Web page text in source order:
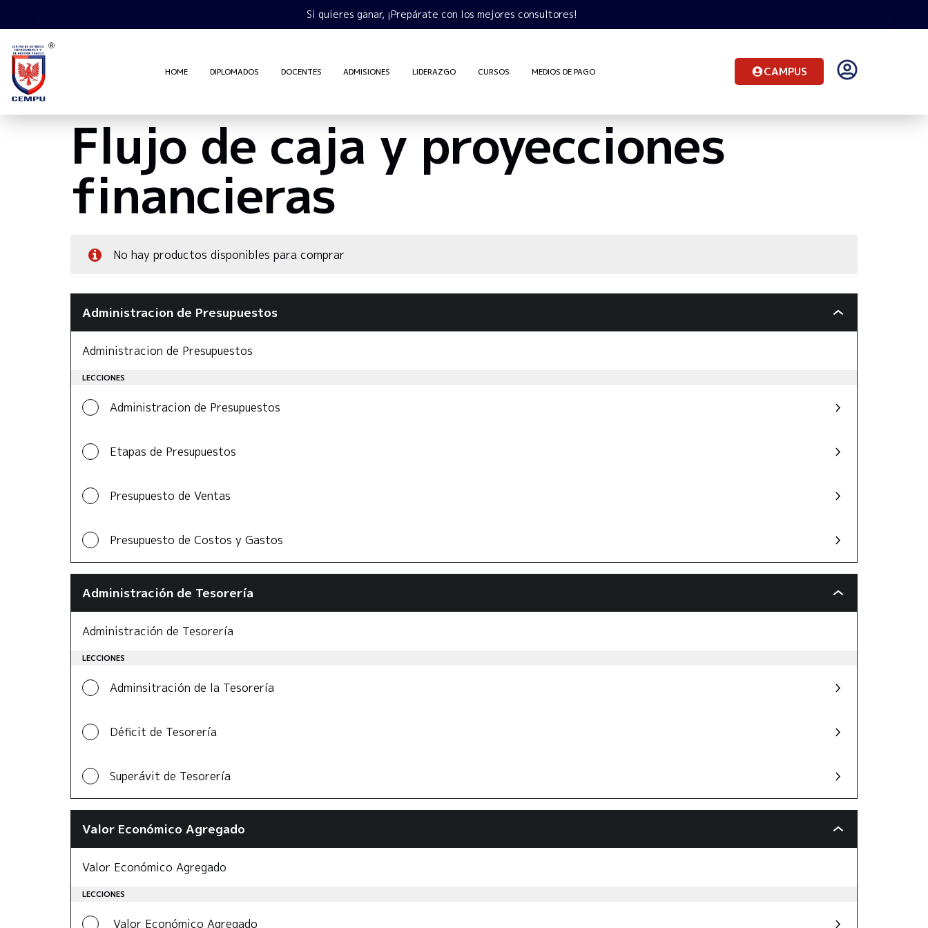
Si quieres ganar, ¡Prepárate con los mejores consultores!
HOME DIPLOMADOS DOCENTES ADMISIONES LIDERAZGO CURSOS MEDIOS DE PAGO CAMPUS
Flujo de caja y proyecciones
financieras
No hay productos disponibles para comprar
Administracion de Presupuestos
Administracion de Presupuestos
LECCIONES
Administracion de Presupuestos
Etapas de Presupuestos
Presupuesto de Ventas
Presupuesto de Costos y Gastos
Administración de Tesorería
Administración de Tesorería
LECCIONES
Adminsitración de la Tesorería
Déficit de Tesorería
Superávit de Tesorería
Valor Económico Agregado
Valor Económico Agregado
LECCIONES
Valor Económico Agregado